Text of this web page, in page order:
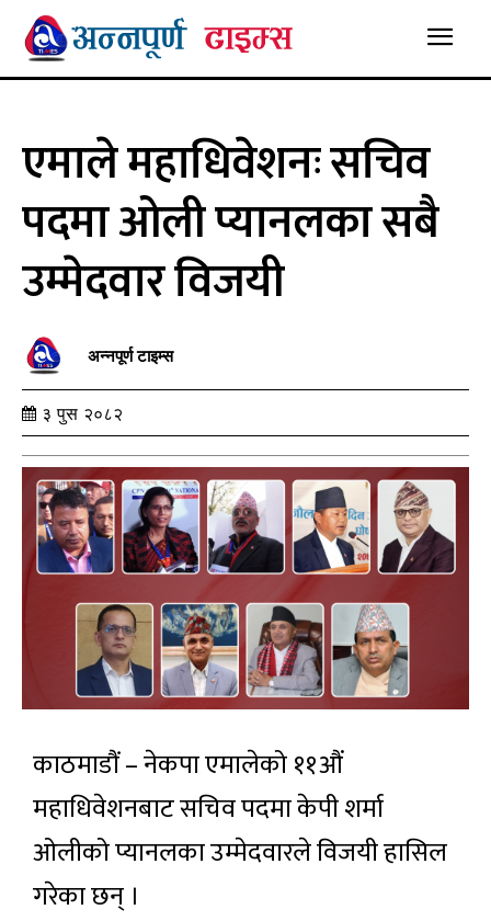
एमाले महाधिवेशनः सचिव
पदमा ओली प्यानलका सबै
उम्मेदवार विजयी
अन्नपूर्ण टाइम्स
३ पुस २०८२
काठमाडौं – नेकपा एमालेको ११औं
महाधिवेशनबाट सचिव पदमा केपी शर्मा
ओलीको प्यानलका उम्मेदवारले विजयी हासिल
गरेका छन् ।